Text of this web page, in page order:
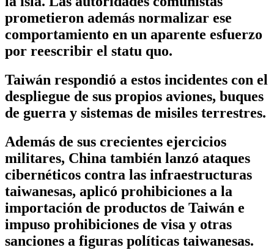
prometieron además normalizar ese
comportamiento en un aparente esfuerzo
por reescribir el statu quo.
Taiwán respondió a estos incidentes con el
despliegue de sus propios aviones, buques
de guerra y sistemas de misiles terrestres.
Además de sus crecientes ejercicios
militares, China también lanzó ataques
cibernéticos contra las infraestructuras
taiwanesas, aplicó prohibiciones a la
importación de productos de Taiwán e
impuso prohibiciones de visa y otras
sanciones a figuras políticas taiwanesas.